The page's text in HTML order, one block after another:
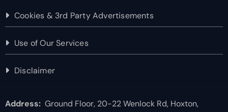
Cookies & 3rd Party Advertisements
Use of Our Services
Disclaimer
Address:Ground Floor, 20-22 Wenlock Rd, Hoxton,